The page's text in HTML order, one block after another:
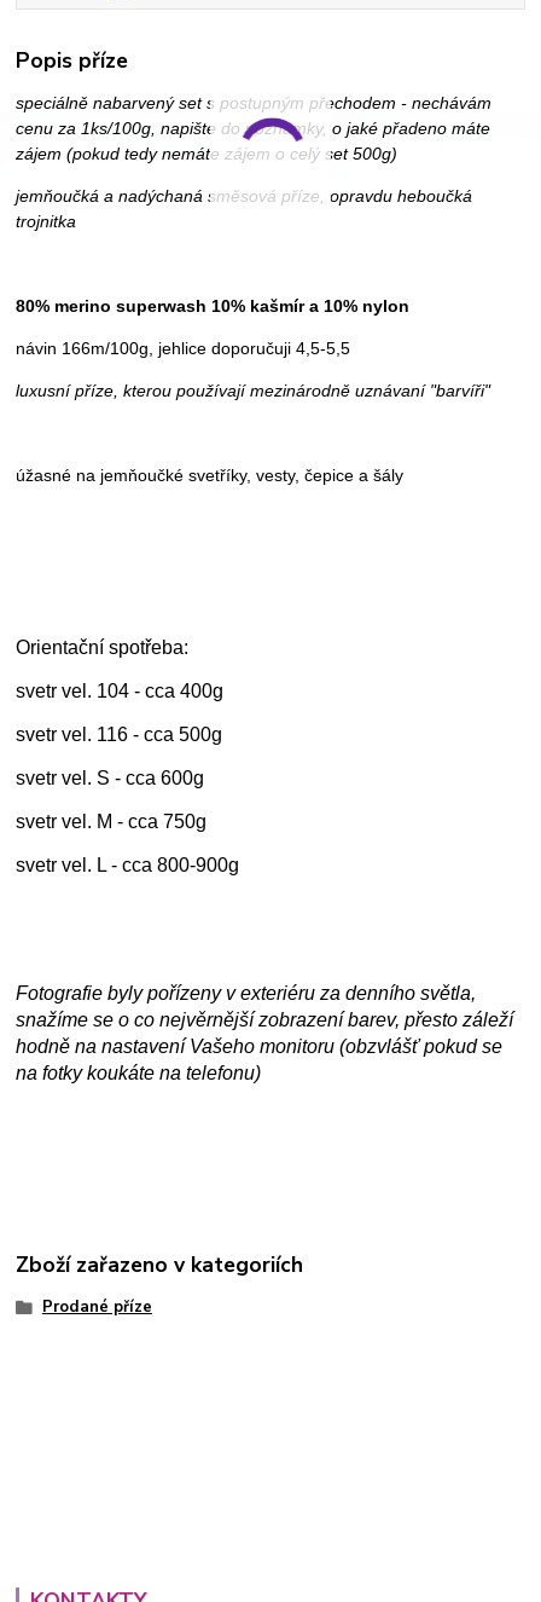
Popis příze
speciálně nabarvený set s postupným přechodem - nechávám
cenu za 1ks/100g, napište do poznámky, o jaké přadeno máte
zájem (pokud tedy nemáte zájem o celý set 500g)
jemňoučká a nadýchaná směsová příze, opravdu heboučká
trojnitka
80% merino superwash 10% kašmír a 10% nylon
návin 166m/100g, jehlice doporučuji 4,5-5,5
luxusní příze, kterou používají mezinárodně uznávaní "barvíři"
úžasné na jemňoučké svetříky, vesty, čepice a šály
Orientační spotřeba:
svetr vel. 104 - cca 400g
svetr vel. 116 - cca 500g
svetr vel. S - cca 600g
svetr vel. M - cca 750g
svetr vel. L - cca 800-900g
Fotografie byly pořízeny v exteriéru za denního světla,
snažíme se o co nejvěrnější zobrazení barev, přesto záleží
hodně na nastavení Vašeho monitoru (obzvlášť pokud se
na fotky koukáte na telefonu)
Zboží zařazeno v kategoriích
Prodané příze